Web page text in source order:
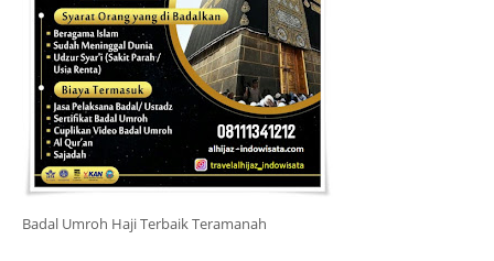
Badal Umroh Haji Terbaik Teramanah